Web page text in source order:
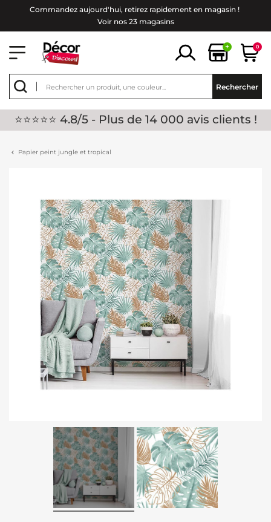
Commandez aujourd'hui, retirez rapidement en magasin !
Voir nos 23 magasins
+ 0
Rechercher
⭐⭐⭐⭐⭐ 4.8/5 - Plus de 14 000 avis clients !
Papier peint jungle et tropical